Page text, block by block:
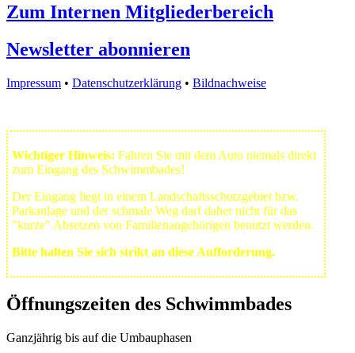
Zum Internen Mitgliederbereich
Newsletter abonnieren
Impressum • Datenschutzerklärung • Bildnachweise
Wichtiger Hinweis: Fahren Sie mit dem Auto niemals direkt
zum Eingang des Schwimmbades!
Der Eingang liegt in einem Landschafts­schutzgebiet bzw.
Park­anlage und der schmale Weg darf daher nicht für das
"kurze" Absetzen von Familienangehörigen benutzt werden.
Bitte halten Sie sich strikt an diese Aufforderung.
Öffnungszeiten des Schwimmbades
Ganzjährig bis auf die Umbauphasen